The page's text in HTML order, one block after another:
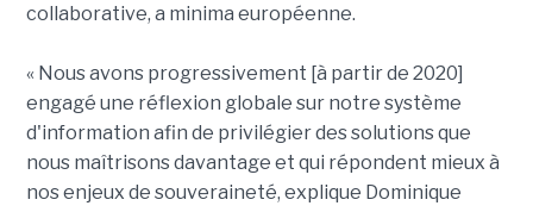
collaborative, a minima européenne.
« Nous avons progressivement [à partir de 2020]
engagé une réflexion globale sur notre système
d'information afin de privilégier des solutions que
nous maîtrisons davantage et qui répondent mieux à
nos enjeux de souveraineté, explique Dominique